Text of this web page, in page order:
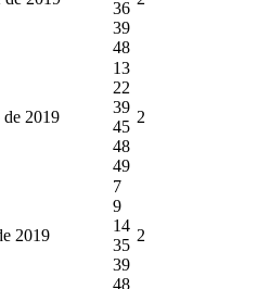
36
39
48
2019
13
22
39
45
48
49
2
2019
7
9
14
35
39
48
2